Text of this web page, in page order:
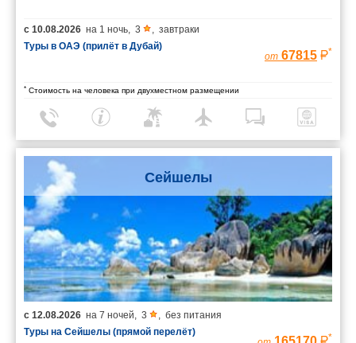
с 10.08.2026 на 1 ночь, 3 , завтраки
Туры в ОАЭ (прилёт в Дубай)
от 67815 *
* Стоимость на человека при двухместном размещении
Сейшелы
с 12.08.2026 на 7 ночей 3
без питания
Туры на Сейшелы (прямой перелёт)
*